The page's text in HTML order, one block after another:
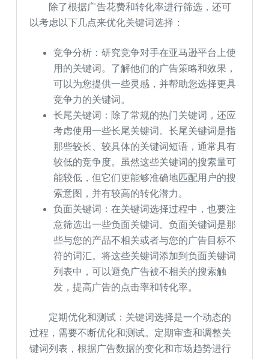
除了根据广告花费和转化率进行筛选，还可
以考虑以下几点来优化关键词选择：
竞争分析：研究竞争对手在亚马逊平台上使
用的关键词。了解他们的广告策略和效果，
可以为您提供一些灵感，并帮助您选择更具
竞争力的关键词。
长尾关键词：除了常规的热门关键词，还应
考虑使用一些长尾关键词。长尾关键词是指
那些较长、较具体的关键词短语，通常具有
较低的竞争度。虽然这些关键词的搜索量可
能较低，但它们更能够准确地匹配用户的搜
索意图，并有较高的转化潜力。
负面关键词：在关键词选择过程中，也要注
意筛选出一些负面关键词。负面关键词是那
些与您的产品不相关或者与您的广告目标不
符的词汇。将这些关键词添加到负面关键词
列表中，可以避免广告被不相关的搜索触
发，提高广告的点击率和转化率。
定期优化和测试：关键词选择是一个动态的
过程，需要不断优化和测试。定期审查和调整关
键词列表，根据广告数据的变化和市场趋势进行